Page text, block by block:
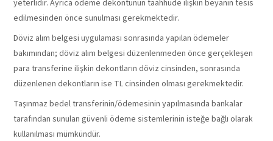
yeterlidir. Ayrıca ödeme dekontunun taahhüde ilişkin beyanın tesis
edilmesinden önce sunulması gerekmektedir.
Döviz alım belgesi uygulaması sonrasında yapılan ödemeler
bakımından; döviz alım belgesi düzenlenmeden önce gerçekleşen
para transferine ilişkin dekontların döviz cinsinden, sonrasında
düzenlenen dekontların ise TL cinsinden olması gerekmektedir.
Taşınmaz bedel transferinin/ödemesinin yapılmasında bankalar
tarafından sunulan güvenli ödeme sistemlerinin isteğe bağlı olarak
kullanılması mümkündür.